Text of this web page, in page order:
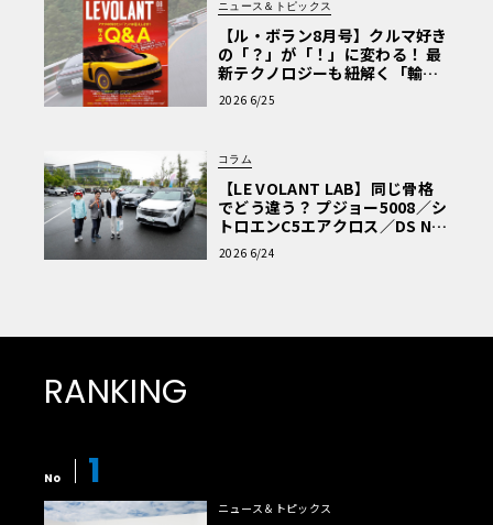
ニュース＆トピックス
【ル・ボラン8月号】クルマ好き
の「？」が「！」に変わる！ 最
新テクノロジーも紐解く「輸入
車Q&A」
2026 6/25
コラム
【LE VOLANT LAB】同じ骨格
でどう違う？ プジョー5008／シ
トロエンC5エアクロス／DS Nº4
読者一気乗りレポート
2026 6/24
RANKING
No 1
ニュース＆トピックス